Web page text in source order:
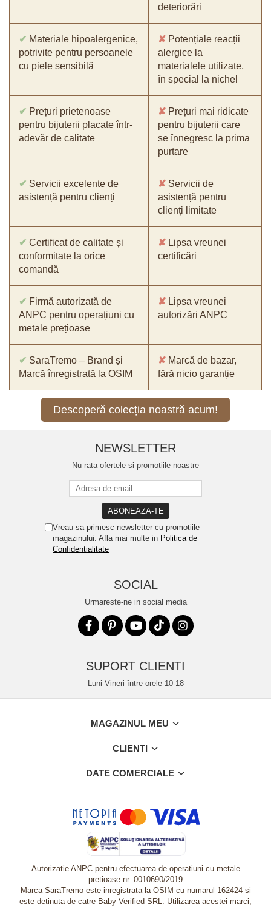
deteriorări
✔ Materiale hipoalergenice,
potrivite pentru persoanele
cu piele sensibilă
✘ Potențiale reacții
alergice la
materialele utilizate,
în special la nichel
✔ Prețuri prietenoase
pentru bijuterii placate într-
adevăr de calitate
✘ Prețuri mai ridicate
pentru bijuterii care
se înnegresc la prima
purtare
✔ Servicii excelente de
asistență pentru clienți
✘ Servicii de
asistență pentru
clienți limitate
✔ Certificat de calitate și
conformitate la orice
comandă
✘ Lipsa vreunei
certificări
✔ Firmă autorizată de
ANPC pentru operațiuni cu
metale prețioase
✘ Lipsa vreunei
autorizări ANPC
✔ SaraTremo – Brand și
Marcă înregistrată la OSIM
✘ Marcă de bazar,
fără nicio garanție
Descoperă colecția noastră acum!
NEWSLETTER
Nu rata ofertele si promotiile noastre
Vreau sa primesc newsletter cu promotiile
magazinului. Afla mai multe in Politica de
Confidentialitate
SOCIAL
Urmareste-ne in social media
SUPORT CLIENTI
Luni-Vineri între orele 10-18
MAGAZINUL MEU
CLIENTI
DATE COMERCIALE
Autorizatie ANPC pentru efectuarea de operatiuni cu metale
pretioase nr. 0010690/2019
Marca SaraTremo este inregistrata la OSIM cu numarul 162424 si
este detinuta de catre Baby Verified SRL. Utilizarea acestei marci,